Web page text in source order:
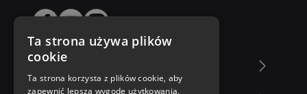
Ta strona używa plików
cookie
Ta strona korzysta z plików cookie, aby
zapewnić lepszą wygodę użytkowania.